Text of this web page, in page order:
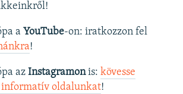
a YouTube-on: iratkozzon fel
!
az Instagramonis: kövesse
informatív oldalunkat! ​